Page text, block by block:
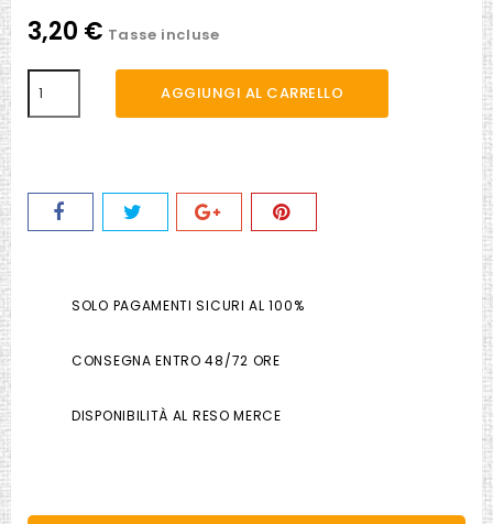
3,20 € Tasse incluse
AGGIUNGI AL CARRELLO
SOLO PAGAMENTI SICURI AL 100%
CONSEGNA ENTRO 48/72 ORE
DISPONIBILITÀ AL RESO MERCE